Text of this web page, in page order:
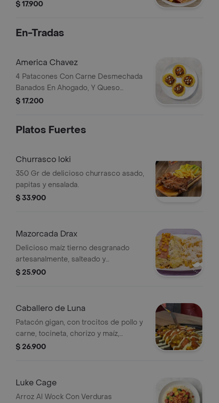
tocineta y pollo desmechado bañado
$ 17.900
En-Tradas
America Chavez
4 Patacones Con Carne Desmechada
Banados En Ahogado, Y Queso
Costeno
$ 17.200
Platos Fuertes
Churrasco loki
350 Gr de delicioso churrasco asado,
papitas y ensalada.
$ 33.900
Mazorcada Drax
Delicioso maíz tierno desgranado
artesanalmente, salteado y
acompañado de láminas de carne y
$ 25.900
Caballero de Luna
Patacón gigan, con trocitos de pollo y
carne, tocineta, chorizo y maíz,
bañados en ahogado.
$ 26.900
Luke Cage
Arroz Al Wock Con Verduras